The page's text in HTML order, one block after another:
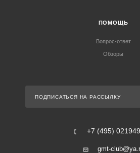
ПОМОЩЬ
Вопрос-ответ
Обзоры
ПОДПИСАТЬСЯ НА РАССЫЛКУ
+7 (495)
gmt-